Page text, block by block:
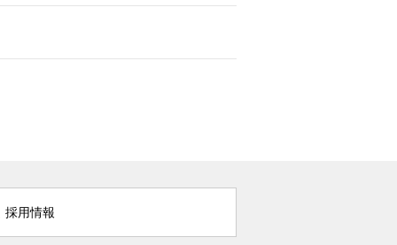
採用情報